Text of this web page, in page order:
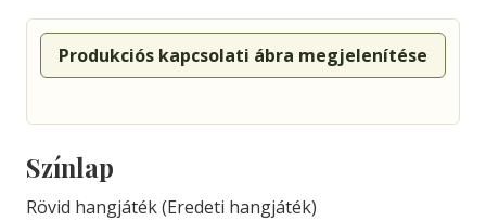
Produkciós kapcsolati ábra megjelenítése
Színlap
Rövid hangjáték (Eredeti hangjáték)